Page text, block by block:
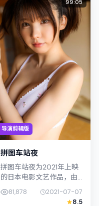
导演剪辑版
99:05
拼图车站夜
拼图车站夜为2021年上映
的日本电影文艺作品，由
庵野秀明执导。影片以真
实细腻的笔触描写普通人
81,878
2021-07-07
8.5